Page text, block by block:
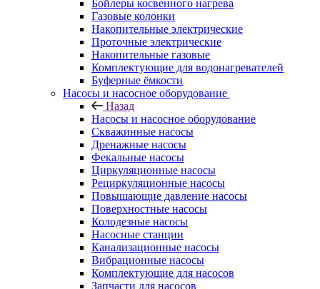
Бойлеры косвенного нагрева
Газовые колонки
Накопительные электрические
Проточные электрические
Накопительные газовые
Комплектующие для водонагревателей
Буферные ёмкости
Насосы и насосное оборудование
Назад
Насосы и насосное оборудование
Скважинные насосы
Дренажные насосы
Фекальные насосы
Циркуляционные насосы
Рециркуляционные насосы
Повышающие давление насосы
Поверхностные насосы
Колодезные насосы
Насосные станции
Канализационные насосы
Вибрационные насосы
Комплектующие для насосов
Запчасти для насосов